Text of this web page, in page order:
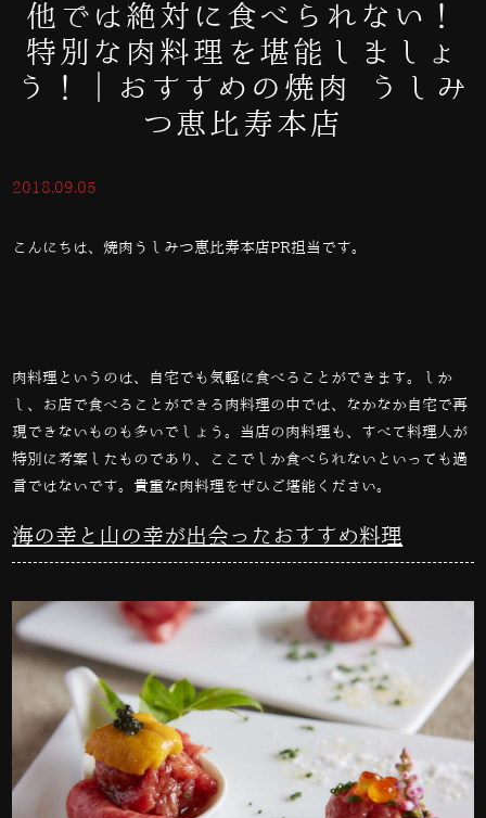
他では絶対に食べられない！
特別な肉料理を堪能しましょ
う！｜おすすめの焼肉 うしみ
つ恵比寿本店
2018.09.05
こんにちは、焼肉うしみつ恵比寿本店PR担当です。
肉料理というのは、自宅でも気軽に食べることができます。しか
し、お店で食べることができる肉料理の中では、なかなか自宅で再
現できないものも多いでしょう。当店の肉料理も、すべて料理人が
特別に考案したものであり、ここでしか食べられないといっても過
言ではないです。貴重な肉料理をぜひご堪能ください。
海の幸と山の幸が出会ったおすすめ料理